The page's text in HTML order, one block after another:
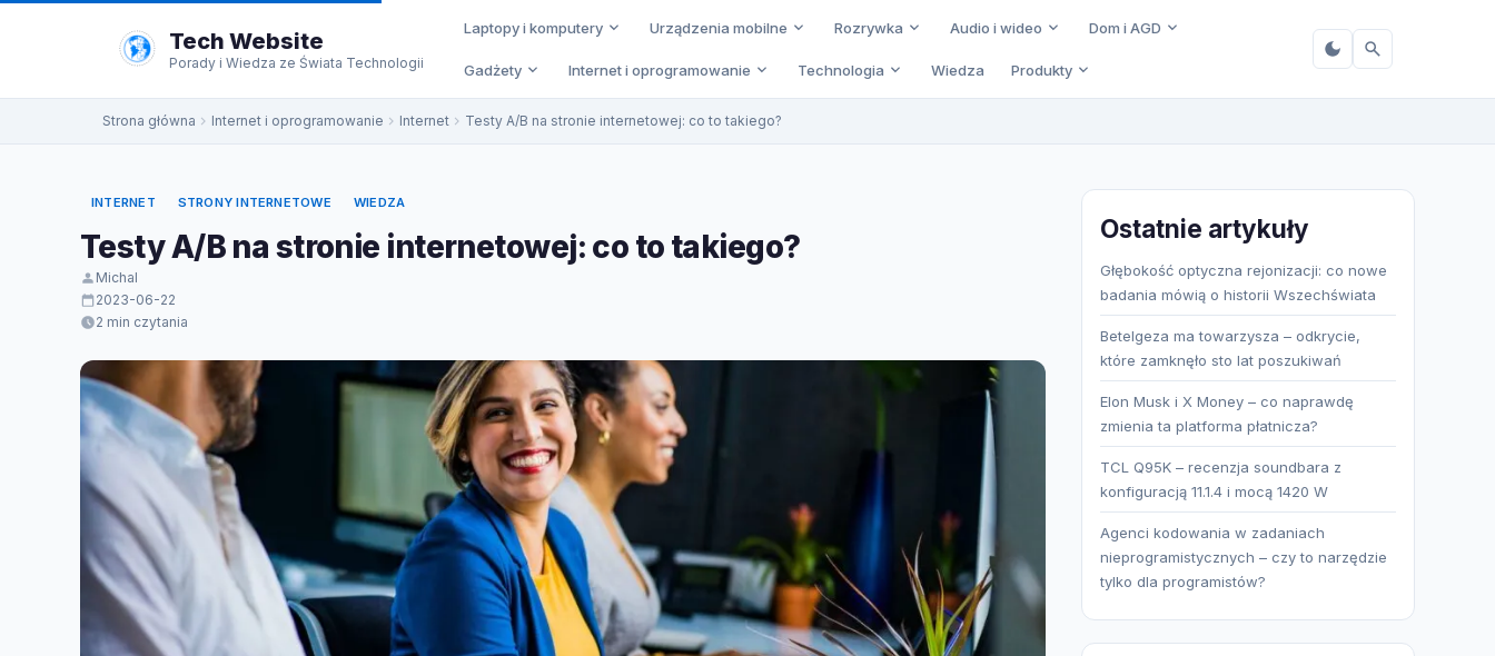
do
Tech Website
Porady i Wiedza ze Świata Technologii
Laptopy i komputery Urządzenia mobilne Rozrywka Audio i wideo Dom i AGD
Gadżety Internet i oprogramowanie Technologia Wiedza Produkty
Strona główna Internet i oprogramowanie Internet Testy A/B na stronie internetowej: co to takiego?
INTERNET STRONY INTERNETOWE WIEDZA
Testy A/B na stronie internetowej: co to takiego?
Michal
2023-06-22
2 min czytania
Ostatnie artykuły
Głębokość optyczna rejonizacji: co nowe
badania mówią o historii Wszechświata
Betelgeza ma towarzysza – odkrycie,
które zamknęło sto lat poszukiwań
Elon Musk i X Money – co naprawdę
zmienia ta platforma płatnicza?
TCL Q95K – recenzja soundbara z
konfiguracją 11.1.4 i mocą 1420 W
Agenci kodowania w zadaniach
nieprogramistycznych – czy to narzędzie
tylko dla programistów?